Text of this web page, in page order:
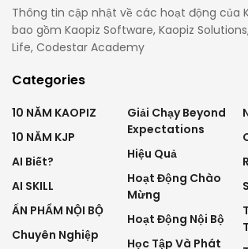
Thông tin cập nhật về các hoạt động của
bao gồm Kaopiz Software, Kaopiz
Life, Codestar Academy
Categories
10 NĂM KAOPIZ
10 NĂM KJP
AI Biết?
AI SKILL
ẤN PHẨM NỘI BỘ
Chuyên Nghiệp
Giải Chạy Beyond
Expectations
Hiệu Quả
Hoạt Động Chào
Mừng
Hoạt Động Nội Bộ
Học Tập Và Phát